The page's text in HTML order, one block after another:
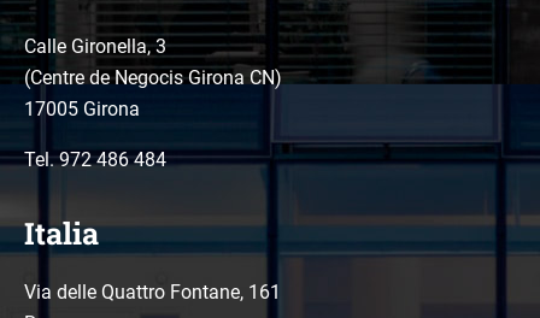
Calle Gironella, 3
(Centre de Negocis Girona CN)
17005 Girona
Tel.972 486 484
Italia
Via delle Quattro Fontane, 161